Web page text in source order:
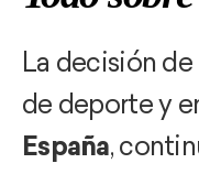
La decisión
de deporte y
España,